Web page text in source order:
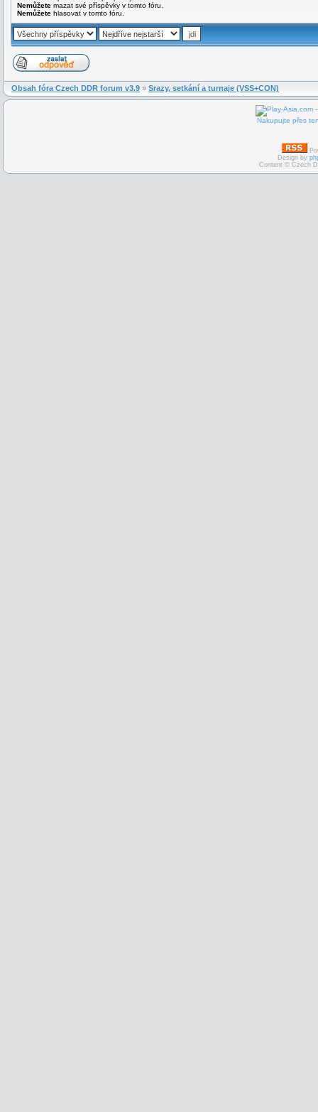
Nemůžete mazat své příspěvky v tomto fóru.
Nemůžete hlasovat v tomto fóru.
Obsah fóra Czech DDR forum v3.9 » Srazy, setkání a turnaje (VSS+CON)
Nakupujte přes
Design by
Content © Czech